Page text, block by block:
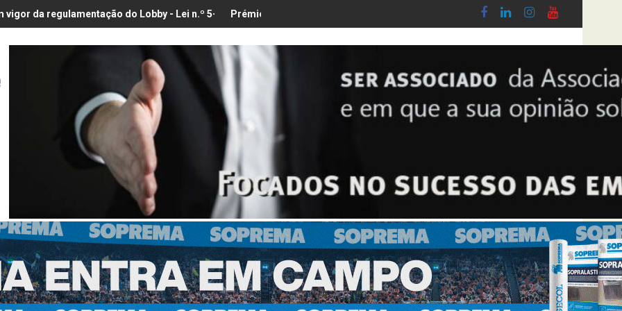
do Lobby - Lei n.º 5-A/2026, de 28 de JaneiroPrémio para a Melhor Exposição de Cerâmica, Banho & Cozinha 2026Síntese Inquérito de Conjuntura – 2º